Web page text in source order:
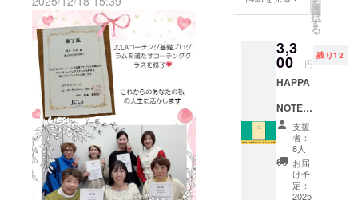
に自分の好きな温かいお茶
を入れて飲んでみる、好き
なアロマオイルをデフュー
ズしてみる、など。それも
なかなか難しければ、自分
の呼吸に意識を向けてみる
だけでも十分です。吸って
いることに気づく、吐いて
いることに気づく、または
ような暑さの中、ただでさ
え重いマザーズバッグを肩
にかけ、抱っこ紐やベビー
カーで小さな赤ちゃんを連
れてお出かけすることが、
どれほどエネルギーのいる
ことか……。ご自身の準備
だけでなく、赤ちゃんの機
「HAPPA NOTE®」の 印刷
会社さんがようやく決ま
り、1月初めに印刷立ち合い
に行き、1月 末に無事に納
品されました。「HAPPA
NOTE®」は親がノートを書
いていく期間として約18
年、 その後子どもの人生に
数十年寄り添ってもらうこ
ん。そのよ
に備えつ
つ、子ども
が成人した
HAPPA
NOTEを子ど
もにプレゼ
ントし、親
元を巣立っ
ノベル
ティの
ティー
バック
（3包入
り）を
たしま
す。 ‐お
礼メー
ル ‐オリ
ジナル
緑茶
ティー
を
選
択
す
る
3,3
00 円
残り12
HAPPA
NOTE（
ハッパ
ノー
ト）ダ
イジェ
スト版 ‐
ページ
数 表紙
支援
者：
8人
お届
け予
定：
2025